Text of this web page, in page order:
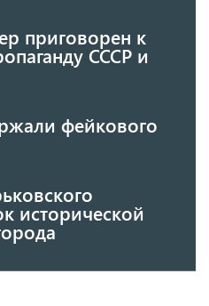
приговорен к
СССР и
фейкового
исторической